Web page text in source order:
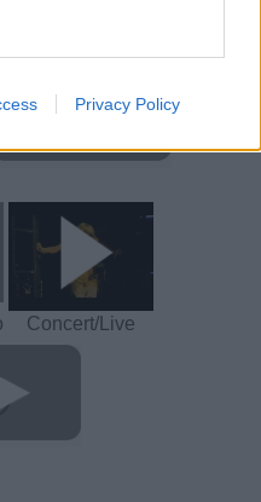
Privacy Policy
Concert/Live